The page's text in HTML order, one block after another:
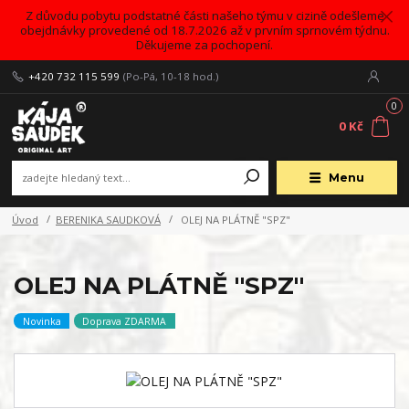
Z důvodu pobytu podstatné části našeho týmu v cizině odešleme
obejdnávky provedené od 18.7.2026 až v prvním sprnovém týdnu.
Děkujeme za pochopení.
Menu
+420 732 115 599 (Po-Pá, 10-18 hod.)
0
0 Kč
Úvod BERENIKA SAUDKOVÁ OLEJ NA PLÁTNĚ "SPZ"
OLEJ NA PLÁTNĚ "SPZ"
Novinka Doprava ZDARMA